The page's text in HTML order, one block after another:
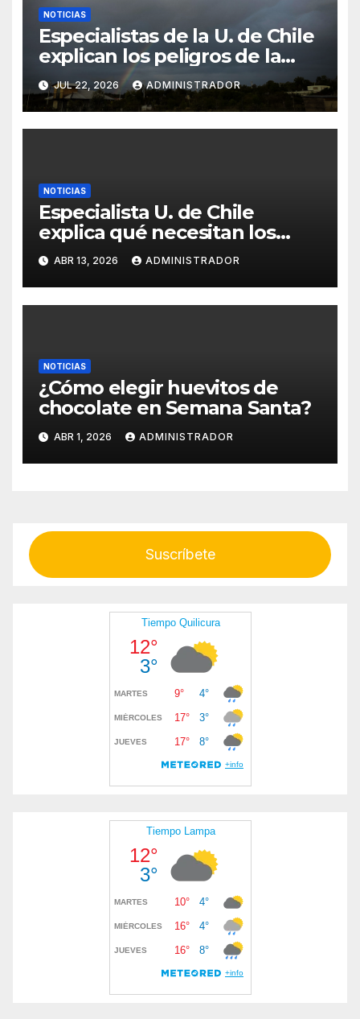
NOTICIAS
Especialistas de la U. de Chile
explican los peligros de la
humedad y cómo ventilar y
temperar los hogares
JUL 22, 2026 ADMINISTRADOR
NOTICIAS
Especialista U. de Chile
explica qué necesitan los
gatos indoor para vivir mejor
ABR 13, 2026 ADMINISTRADOR
NOTICIAS
¿Cómo elegir huevitos de
chocolate en Semana Santa?
ABR 1, 2026 ADMINISTRADOR
Suscríbete